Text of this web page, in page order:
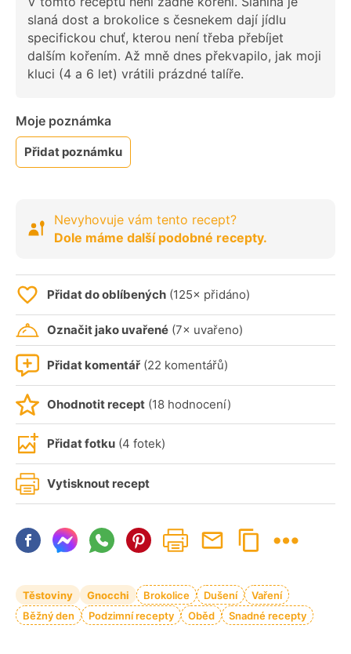
slaná dost a brokolice s česnekem dají jídlu
specifickou chuť, kterou není třeba přebíjet
dalším kořením. Až mně dnes překvapilo, jak moji
kluci (4 a 6 let) vrátili prázdné talíře.
Moje poznámka
Přidat poznámku
Nevyhovuje vám tento recept?
Dole máme další podobné recepty.
Přidat do oblíbených (125× přidáno)
Označit jako uvařené (7× uvařeno)
Přidat komentář (22 komentářů)
Ohodnotit recept (18 hodnocení)
Přidat fotku (4 fotek)
Vytisknout recept
Těstoviny Gnocchi Brokolice Dušení
Vaření
Běžný den
Podzimní recepty Oběd Snadné recepty